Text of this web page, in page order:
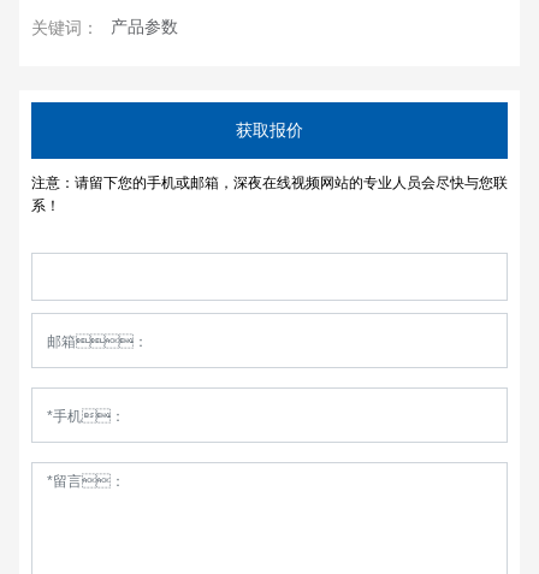
关键词： 产品参数
获取报价
注意：请留下您的手机或邮箱，深夜在线视频网站的专业人员会尽快与您联
系！